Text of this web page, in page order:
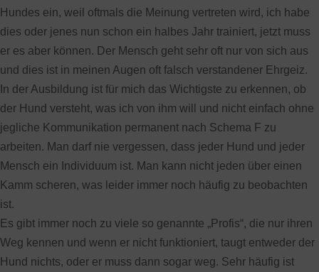
Hundes ein, weil oftmals die Meinung vertreten wird, ich habe
dies oder jenes nun schon ein halbes Jahr trainiert, jetzt muss
er es aber können. Der Mensch geht sehr oft nur von sich aus
und dies ist in meinen Augen oft falsch verstandener Ehrgeiz.
In der Ausbildung ist für mich das Wichtigste zu erkennen, ob
der Hund versteht, was ich von ihm will und nicht einfach ohne
jegliche Kommunikation permanent nach Schema F zu
arbeiten. Man darf nie vergessen, dass jeder Hund und jeder
Mensch ein Individuum ist. Man kann nicht jeden über einen
Kamm scheren, was leider immer noch häufig zu beobachten
ist.
Es gibt immer noch zu viele so genannte „Profis“, die nur ihren
Weg kennen und wenn er nicht funktioniert, taugt entweder der
Hund nichts, oder er muss dann sogar weg. Sehr häufig ist